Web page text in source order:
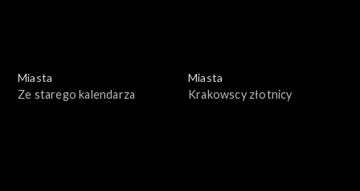
Miasta
Ze starego kalendarza
Miasta
Krakowscy złotnicy